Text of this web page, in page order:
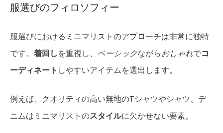
服選びのフィロソフィー
服選びにおけるミニマリストのアプローチは非常に独特
です。 着回しを重視し、 ベーシックながらおしゃれでコ
ーディネート しやすいアイテムを選出します。
例えば、クオリティの高い無地のTシャツやシャツ、デ
ニムはミニマリストのスタイルに欠かせない要素。